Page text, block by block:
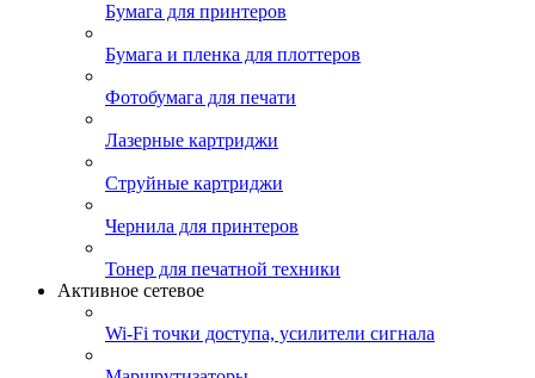
Бумага для принтеров
Бумага и пленка для плоттеров
Фотобумага для печати
Лазерные картриджи
Струйные картриджи
Чернила для принтеров
Тонер для печатной техники
Активное сетевое
Wi-Fi точки доступа, усилители сигнала